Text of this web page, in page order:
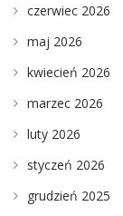
czerwiec 2026
maj 2026
kwiecień 2026
marzec 2026
luty 2026
styczeń 2026
grudzień 2025